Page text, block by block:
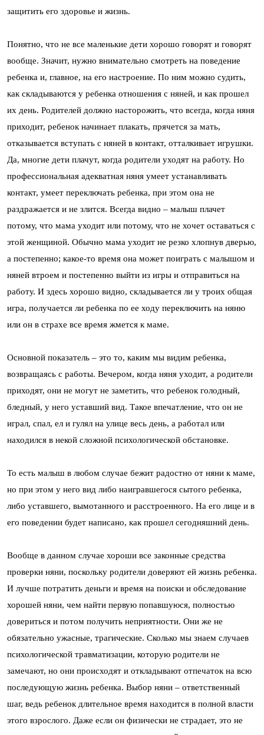
защитить его здоровье и жизнь.
Понятно, что не все маленькие дети хорошо говорят и говорят
вообще. Значит, нужно внимательно смотреть на поведение
ребенка и, главное, на его настроение. По ним можно судить,
как складываются у ребенка отношения с няней, и как прошел
их день. Родителей должно насторожить, что всегда, когда няня
приходит, ребенок начинает плакать, прячется за мать,
отказывается вступать с няней в контакт, отталкивает игрушки.
Да, многие дети плачут, когда родители уходят на работу. Но
профессиональная адекватная няня умеет устанавливать
контакт, умеет переключать ребенка, при этом она не
раздражается и не злится. Всегда видно – малыш плачет
потому, что мама уходит или потому, что не хочет оставаться с
этой женщиной. Обычно мама уходит не резко хлопнув дверью,
а постепенно; какое-то время она может поиграть с малышом и
няней втроем и постепенно выйти из игры и отправиться на
работу. И здесь хорошо видно, складывается ли у троих общая
игра, получается ли ребенка по ее ходу переключить на няню
или он в страхе все время жмется к маме.
Основной показатель – это то, каким мы видим ребенка,
возвращаясь с работы. Вечером, когда няня уходит, а родители
приходят, они не могут не заметить, что ребенок голодный,
бледный, у него уставший вид. Такое впечатление, что он не
играл, спал, ел и гулял на улице весь день, а работал или
находился в некой сложной психологической обстановке.
То есть малыш в любом случае бежит радостно от няни к маме,
но при этом у него вид либо наигравшегося сытого ребенка,
либо уставшего, вымотанного и расстроенного. На его лице и в
его поведении будет написано, как прошел сегодняшний день.
Вообще в данном случае хороши все законные средства
проверки няни, поскольку родители доверяют ей жизнь ребенка.
И лучше потратить деньги и время на поиски и обследование
хорошей няни, чем найти первую попавшуюся, полностью
довериться и потом получить неприятности. Они же не
обязательно ужасные, трагические. Сколько мы знаем случаев
психологической травматизации, которую родители не
замечают, но они происходят и откладывают отпечаток на всю
последующую жизнь ребенка. Выбор няни – ответственный
шаг, ведь ребенок длительное время находится в полной власти
этого взрослого. Даже если он физически не страдает, это не